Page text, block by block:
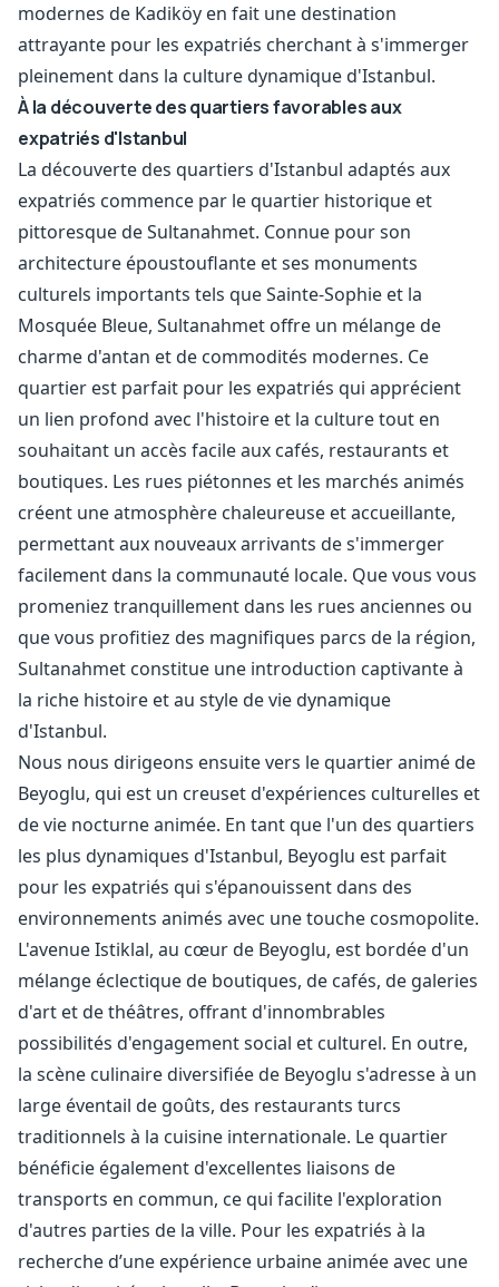
modernes de Kadiköy en fait une destination
attrayante pour les expatriés cherchant à s'immerger
pleinement dans la culture dynamique d'Istanbul.
À la découverte des quartiers favorables aux
expatriés d'Istanbul
La découverte des quartiers d'Istanbul adaptés aux
expatriés commence par le quartier historique et
pittoresque de Sultanahmet. Connue pour son
architecture époustouflante et ses monuments
culturels importants tels que Sainte-Sophie et la
Mosquée Bleue, Sultanahmet offre un mélange de
charme d'antan et de commodités modernes. Ce
quartier est parfait pour les expatriés qui apprécient
un lien profond avec l'histoire et la culture tout en
souhaitant un accès facile aux cafés, restaurants et
boutiques. Les rues piétonnes et les marchés animés
créent une atmosphère chaleureuse et accueillante,
permettant aux nouveaux arrivants de s'immerger
facilement dans la communauté locale. Que vous vous
promeniez tranquillement dans les rues anciennes ou
que vous profitiez des magnifiques parcs de la région,
Sultanahmet constitue une introduction captivante à
la riche histoire et au style de vie dynamique
d'Istanbul.
Nous nous dirigeons ensuite vers le quartier animé de
Beyoglu, qui est un creuset d'expériences culturelles et
de vie nocturne animée. En tant que l'un des quartiers
les plus dynamiques d'Istanbul, Beyoglu est parfait
pour les expatriés qui s'épanouissent dans des
environnements animés avec une touche cosmopolite.
L'avenue Istiklal, au cœur de Beyoglu, est bordée d'un
mélange éclectique de boutiques, de cafés, de galeries
d'art et de théâtres, offrant d'innombrables
possibilités d'engagement social et culturel. En outre,
la scène culinaire diversifiée de Beyoglu s'adresse à un
large éventail de goûts, des restaurants turcs
traditionnels à la cuisine internationale. Le quartier
bénéficie également d'excellentes liaisons de
transports en commun, ce qui facilite l'exploration
d'autres parties de la ville. Pour les expatriés à la
recherche d’une expérience urbaine animée avec une